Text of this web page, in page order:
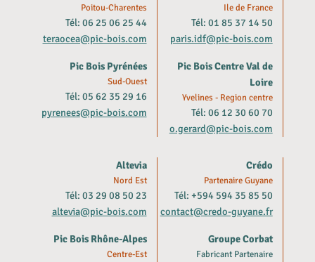
Poitou-Charentes
Tél: 06 25 06 25 44
teraocea@pic-bois.com
Pic Bois Pyrénées
Sud-Ouest
Tél: 05 62 35 29 16
pyrenees@pic-bois.com
Ile de France
Tél: 01 85 37 14 50
paris.idf@pic-bois.com
Pic Bois Centre Val de
Loire
Yvelines - Region centre
Tél: 06 12 30 60 70
o.gerard@pic-bois.com
Altevia
Nord Est
Tél: 03 29 08 50 23
altevia@pic-bois.com
Pic Bois Rhône-Alpes
Centre-Est
Crédo
Partenaire Guyane
Tél: +594 594 35 85 50
contact@credo-guyane.fr
Groupe Corbat
Fabricant Partenaire